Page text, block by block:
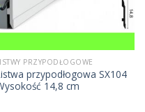
PRZYPODŁOGOWE
przypodłogowa SX104
14,8 cm